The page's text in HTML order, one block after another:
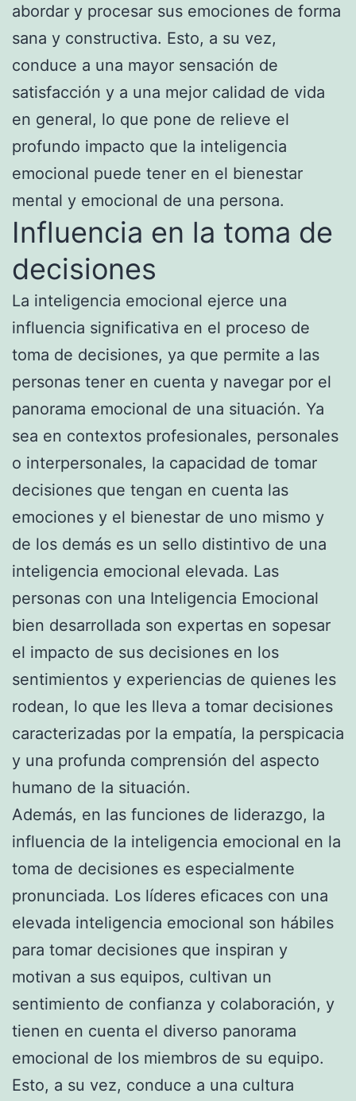
abordar y procesar sus emociones de forma
sana y constructiva. Esto, a su vez,
conduce a una mayor sensación de
satisfacción y a una mejor calidad de vida
en general, lo que pone de relieve el
profundo impacto que la inteligencia
emocional puede tener en el bienestar
mental y emocional de una persona.
Influencia en la toma de
decisiones
La inteligencia emocional ejerce una
influencia significativa en el proceso de
toma de decisiones, ya que permite a las
personas tener en cuenta y navegar por el
panorama emocional de una situación. Ya
sea en contextos profesionales, personales
o interpersonales, la capacidad de tomar
decisiones que tengan en cuenta las
emociones y el bienestar de uno mismo y
de los demás es un sello distintivo de una
inteligencia emocional elevada. Las
personas con una Inteligencia Emocional
bien desarrollada son expertas en sopesar
el impacto de sus decisiones en los
sentimientos y experiencias de quienes les
rodean, lo que les lleva a tomar decisiones
caracterizadas por la empatía, la perspicacia
y una profunda comprensión del aspecto
humano de la situación.
Además, en las funciones de liderazgo, la
influencia de la inteligencia emocional en la
toma de decisiones es especialmente
pronunciada. Los líderes eficaces con una
elevada inteligencia emocional son hábiles
para tomar decisiones que inspiran y
motivan a sus equipos, cultivan un
sentimiento de confianza y colaboración, y
tienen en cuenta el diverso panorama
emocional de los miembros de su equipo.
Esto, a su vez, conduce a una cultura